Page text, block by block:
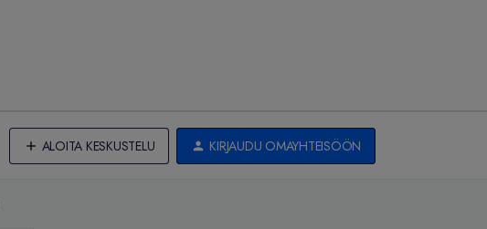
ALOITA KESKUSTELU KIRJAUDU OMAYHTEISÖÖN